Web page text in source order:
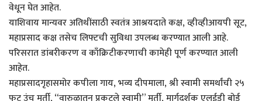
वेधून घेत आहेत.
याशिवाय मान्यवर अतिथींसाठी स्वतंत्र आश्रयदाते कक्ष, व्हीव्हीआयपी सूट,
महाप्रसाद कक्ष तसेच लिफ्टची सुविधा उपलब्ध करण्यात आली आहे.
परिसरात डांबरीकरण व काँक्रिटीकरणाची कामेही पूर्ण करण्यात आली
आहेत.
महाप्रसादगृहासमोर कपीला गाय, भव्य दीपमाला, श्री स्वामी समर्थांची २५